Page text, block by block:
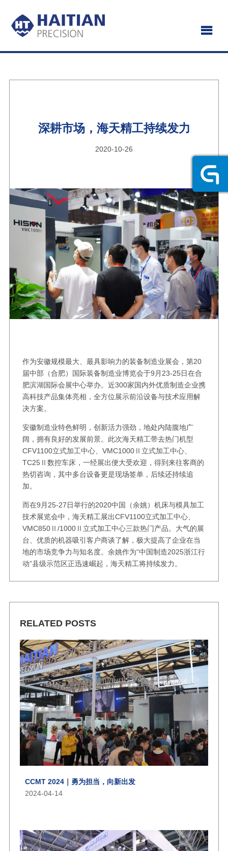
深耕市场，海天精工持续发力
2020-10-26
作为安徽规模最大、最具影响力的装备制造业展会，第20
届中部（合肥）国际装备制造业博览会于9月23-25日在合
肥滨湖国际会展中心举办。近300家国内外优质制造企业携
高科技产品集体亮相，全方位展示前沿设备与技术应用解
决方案。
安徽制造业特色鲜明，创新活力强劲，地处内陆腹地广
阔，拥有良好的发展前景。此次海天精工带去热门机型
CFV1100立式加工中心、VMC1000Ⅱ立式加工中心、
TC25Ⅱ数控车床，一经展出便大受欢迎，得到来往客商的
热切咨询，其中多台设备更是现场签单，后续还持续追
加。
而在9月25-27日举行的2020中国（余姚）机床与模具加工
技术展览会中，海天精工展出CFV1100立式加工中心、
VMC850Ⅱ/1000Ⅱ立式加工中心三款热门产品。大气的展
台、优质的机器吸引客户商谈了解，极大提高了企业在当
地的市场竞争力与知名度。余姚作为“中国制造2025浙江行
动”县级示范区正迅速崛起，海天精工将持续发力。
RELATED POSTS
CCMT 2024｜勇为担当，向新出发
2024-04-14